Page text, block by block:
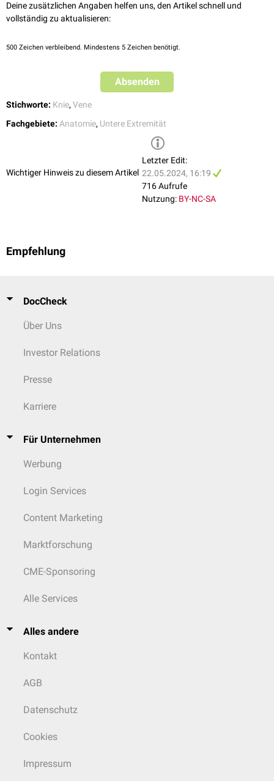
Deine zusätzlichen Angaben helfen uns, den Artikel schnell und
vollständig zu aktualisieren:
500 Zeichen verbleibend. Mindestens 5 Zeichen benötigt.
Absenden
Stichworte: Knie, Vene
Fachgebiete: Anatomie, Untere Extremität
Wichtiger Hinweis zu diesem Artikel
Letzter Edit:
22.05.2024, 16:19
716 Aufrufe
Nutzung: BY-NC-SA
Empfehlung
DocCheck
Über Uns
Investor Relations
Presse
Karriere
Für Unternehmen
Werbung
Login Services
Content Marketing
Marktforschung
CME-Sponsoring
Alle Services
Alles andere
Kontakt
AGB
Datenschutz
Cookies
Impressum